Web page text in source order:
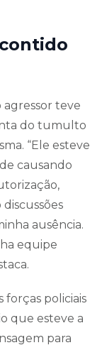
agressor teve
do tumulto
“Ele esteve
causando
ausência.
equipe
forças policiais
que esteve a
para